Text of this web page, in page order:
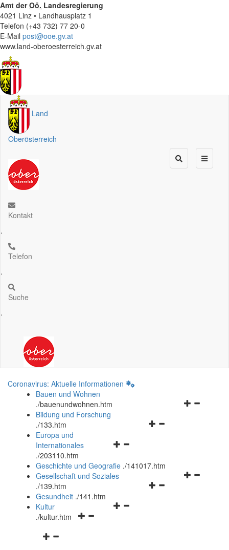
Amt derOö. Landesregierung
4021 Linz • Landhausplatz 1
Telefon (+43 732) 77 20-0
E-Mail post@ooe.gv.at
www.land-oberoesterreich.gv.at
Land
Oberösterreich
Kontakt
.
Telefon
.
Suche
.
Coronavirus: Aktuelle Informationen
Bauen und Wohnen
./bauenundwohnen.htm
Navigationsmenü
Bildung und Forschung
./133.htm
Navigationsmenü
und
schließen
Europa und
Internationales
./203110.htm
Geschichte und Geografie ./141017.htm
Navigationsmenü
Gesellschaft und Soziales
./139.htm
Navigationsmenü
Gesundheit ./141.htm
Navigationsmenü
Kultur
./kultur.htm
Navigationsmenü